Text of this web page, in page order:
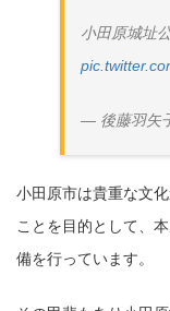
小田原城址
— 後藤羽矢
小田原市は貴重な文
ことを目的として、
備を行っています。